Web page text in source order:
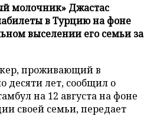
молочник» Джастас
в Турцию на фоне
выселении его семьи за
проживающий в
десяти лет, сообщил о
на 12 августа на фоне
своей семьи, передает